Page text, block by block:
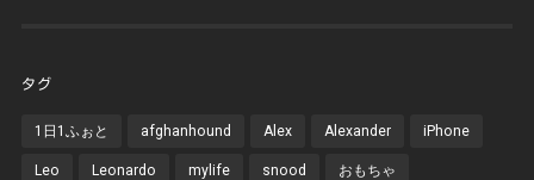
タグ
1日1ふぉと afghanhound Alex Alexander iPhone
Leo Leonardo mylife snood おもちゃ